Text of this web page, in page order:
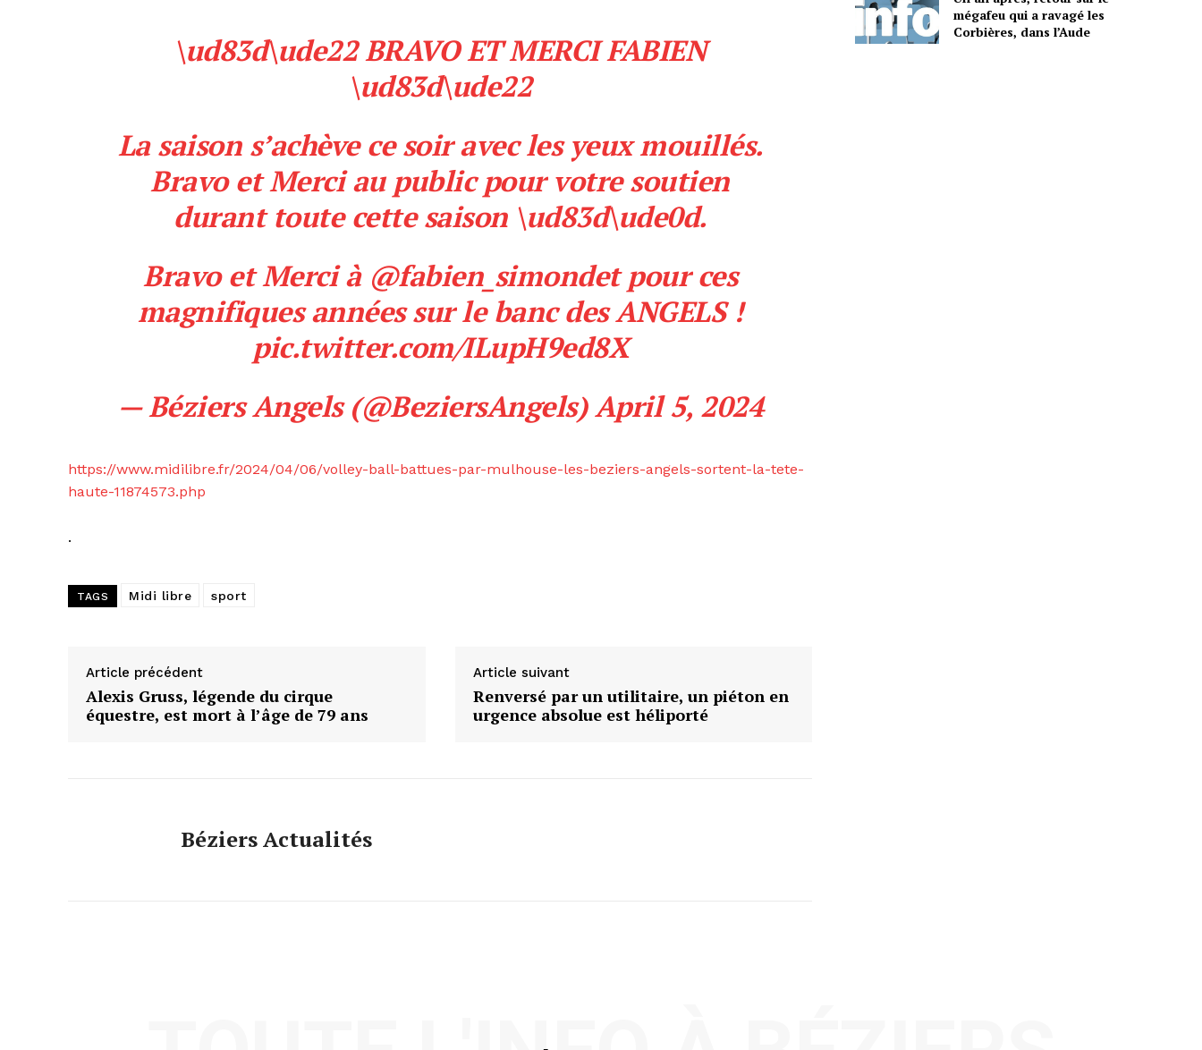
\ud83d\ude22 BRAVO ET MERCI FABIEN
\ud83d\ude22
La saison s’achève ce soir avec les yeux mouillés.
Bravo et Merci au public pour votre soutien
durant toute cette saison \ud83d\ude0d.
Bravo et Merci à @fabien_simondet pour ces
magnifiques années sur le banc des ANGELS !
pic.twitter.com/ILupH9ed8X
— Béziers Angels (@BeziersAngels)April 5, 2024
https://www.midilibre.fr/2024/04/06/volley-ball-battues-par-mulhouse-les-beziers-angels-sortent-la-tete-
haute-11874573.php
.
TAGS Midi libre sport
Article précédent
Alexis Gruss, légende du cirque
équestre, est mort à l’âge de 79 ans
Article suivant
Renversé par un utilitaire, un piéton en
urgence absolue est héliporté
Béziers Actualités
mégafeu qui a ravagé les
Corbières, dans l’Aude